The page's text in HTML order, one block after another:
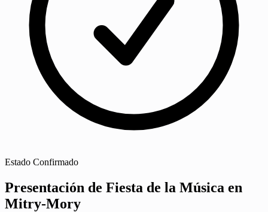
Estado Confirmado
Presentación de Fiesta de la Música en
Mitry-Mory